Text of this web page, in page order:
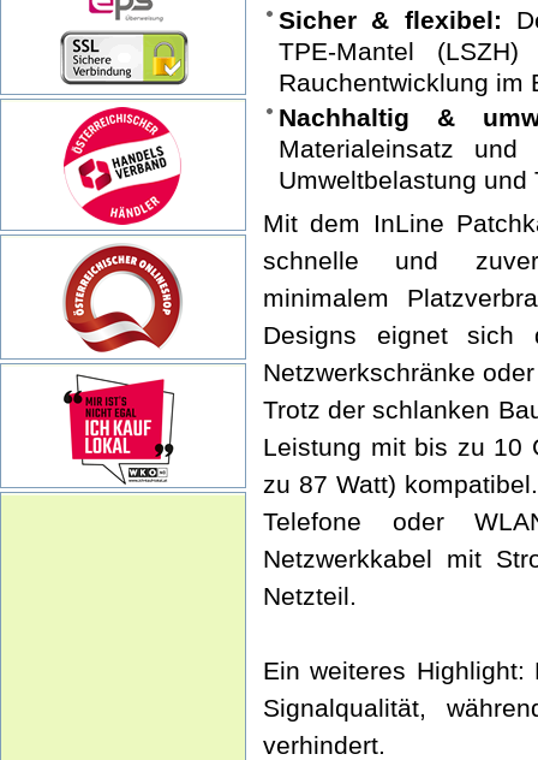
Sicher & flexibel:
TPE-Mantel
Rauchentwicklung im
Nachhaltig &
Materialeinsatz und
Umweltbelastung und
Mit dem InLine
schnelle und
minimalem
Designs eignet sich
Netzwerkschränke
Trotz der schlanken
Leistung mit bis zu 10
zu 87 Watt)
Telefone oder
Netzwerkkabel mit
Netzteil.
Ein weiteres Highlight:
Signalqualität,
verhindert.